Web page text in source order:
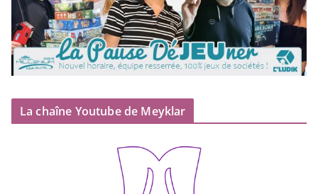
La chaîne Youtube de Meyklar